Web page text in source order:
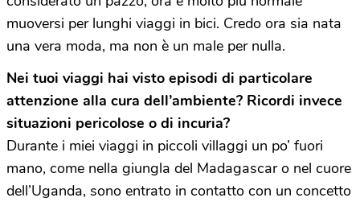
muoversi per lunghi viaggi in bici. Credo ora sia nata
una vera moda, ma non è un male per nulla.
Nei tuoi viaggi hai visto episodi di particolare
attenzione alla cura dell’ambiente? Ricordi invece
situazioni pericolose o di incuria?
Durante i miei viaggi in piccoli villaggi un po’ fuori
mano, come nella giungla del Madagascar o nel cuore
dell’Uganda, sono entrato in contatto con un concetto